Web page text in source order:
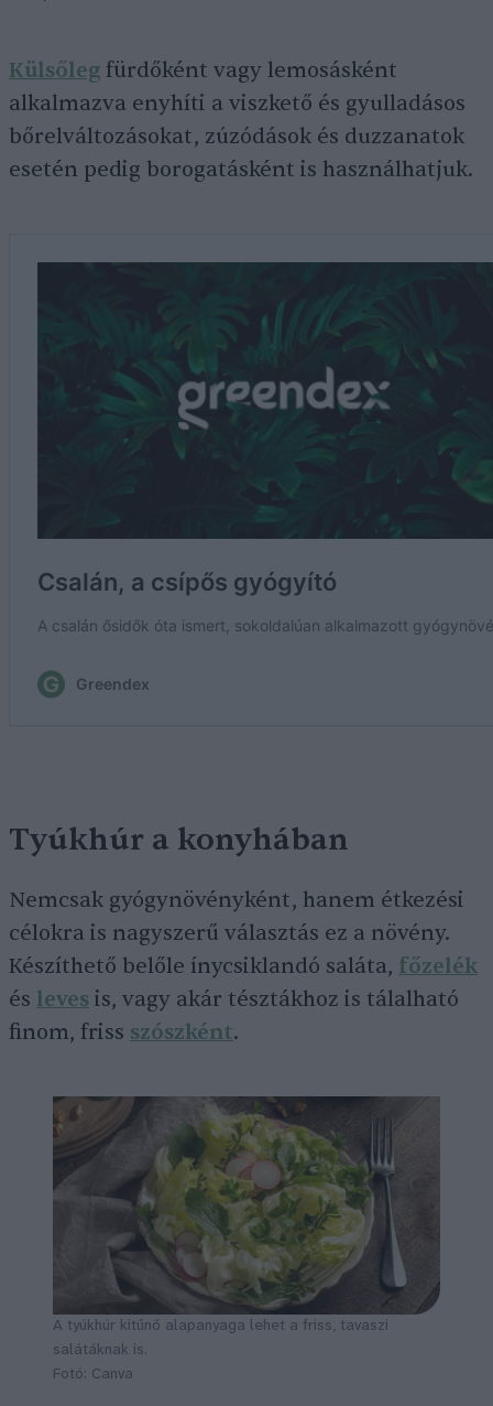
Külsőleg fürdőként vagy lemosásként
alkalmazva enyhíti a viszkető és gyulladásos
bőrelváltozásokat, zúzódások és duzzanatok
esetén pedig borogatásként is használhatjuk.
Tyúkhúr a konyhában
Nemcsak gyógynövényként, hanem étkezési
célokra is nagyszerű választás ez a növény.
Készíthető belőle ínycsiklandó saláta, főzelék
és leves is, vagy akár tésztákhoz is tálalható
finom, friss szószként.
A tyúkhúr kitűnő alapanyaga lehet a friss, tavaszi
salátáknak is.
Fotó: Canva